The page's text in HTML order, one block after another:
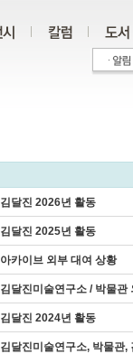
김달진 2026년 활동
김달진 2025년 활동
아카이브 외부 대여 상황
김달진미술연구소 / 박물관
김달진 2024년 활동
김달진미술연구소, 박물관,